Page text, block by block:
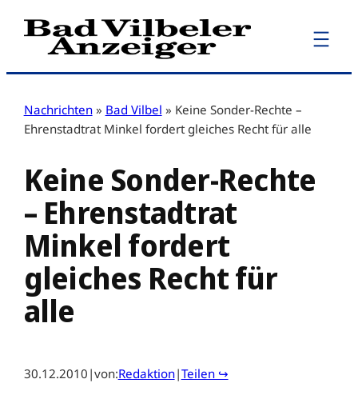
Zum
Inhalt
Nachrichten » Bad Vilbel » Keine Sonder-Rechte –
Ehrenstadtrat Minkel fordert gleiches Recht für alle
Keine Sonder-Rechte
– Ehrenstadtrat
Minkel fordert
gleiches Recht für
alle
30.12.2010 |von:Redaktion|Teilen ↪